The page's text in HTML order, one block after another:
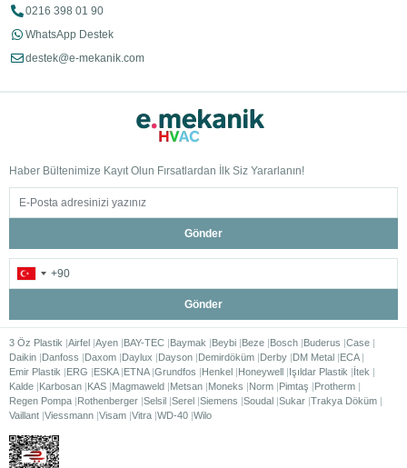
0216 398 01 90
WhatsApp Destek
destek@e-mekanik.com
Haber Bültenimize Kayıt Olun Fırsatlardan İlk Siz Yararlanın!
Gönder
Gönder
3 Öz Plastik Airfel Ayen BAY-TEC Baymak Beybi Beze Bosch Buderus Case
Daikin Danfoss Daxom Daylux Dayson Demirdöküm Derby DM Metal ECA
Emir Plastik
ERG ESKA ETNA Grundfos Henkel Honeywell Işıldar Plastik
İtek
Kalde Karbosan KAS Magmaweld Metsan Moneks Norm Pimtaş
Protherm
Regen Pompa Rothenberger Selsil Serel Siemens Soudal Sukar Trakya Döküm
Vaillant Viessmann Visam Vitra WD-40 Wilo